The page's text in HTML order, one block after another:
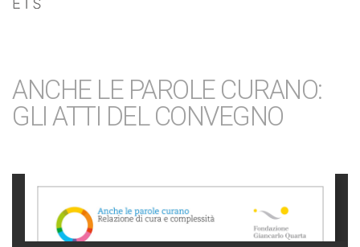
ANCHE LE PAROLE CURANO:
GLI ATTI DEL CONVEGNO